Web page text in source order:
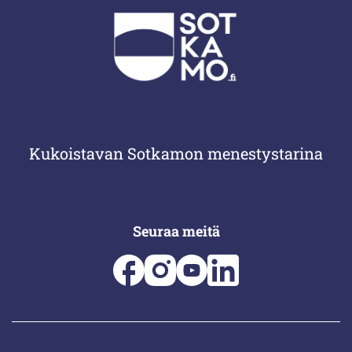
Kukoistavan Sotkamon menestystarina
Seuraa meitä